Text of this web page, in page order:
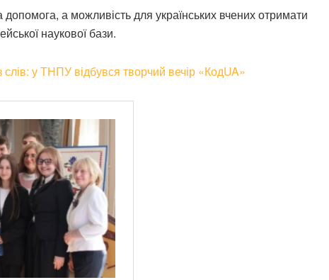
а можливість для українських вчених отримати
наукової бази.
у ТНПУ відбувся творчий вечір «КодUA»